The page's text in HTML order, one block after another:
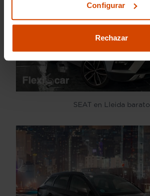
Configurar
Rechazar
SEAT en Lleida barato